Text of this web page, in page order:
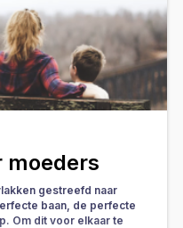
moeders
gestreefd naar
baan, de perfecte
Om dit voor elkaar te